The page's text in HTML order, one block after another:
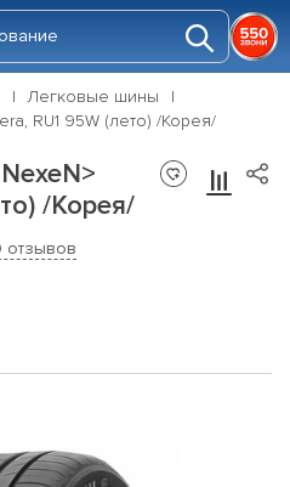
Легковые шины
RU1 95W (лето) /Корея/
/Корея/
отзывов